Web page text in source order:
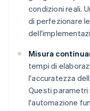
condizioni reali.
di perfezionare
Misura
tempi di
l'accuratezza
Questi parametri
l'automazione